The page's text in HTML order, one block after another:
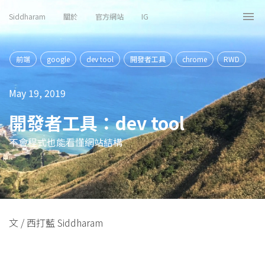
Siddharam 關於 官方網站 IG
前端 google dev tool 開發者工具 chrome RWD
May 19, 2019
開發者工具：dev tool
不會程式也能看懂網站結構
文 / 西打藍 Siddharam